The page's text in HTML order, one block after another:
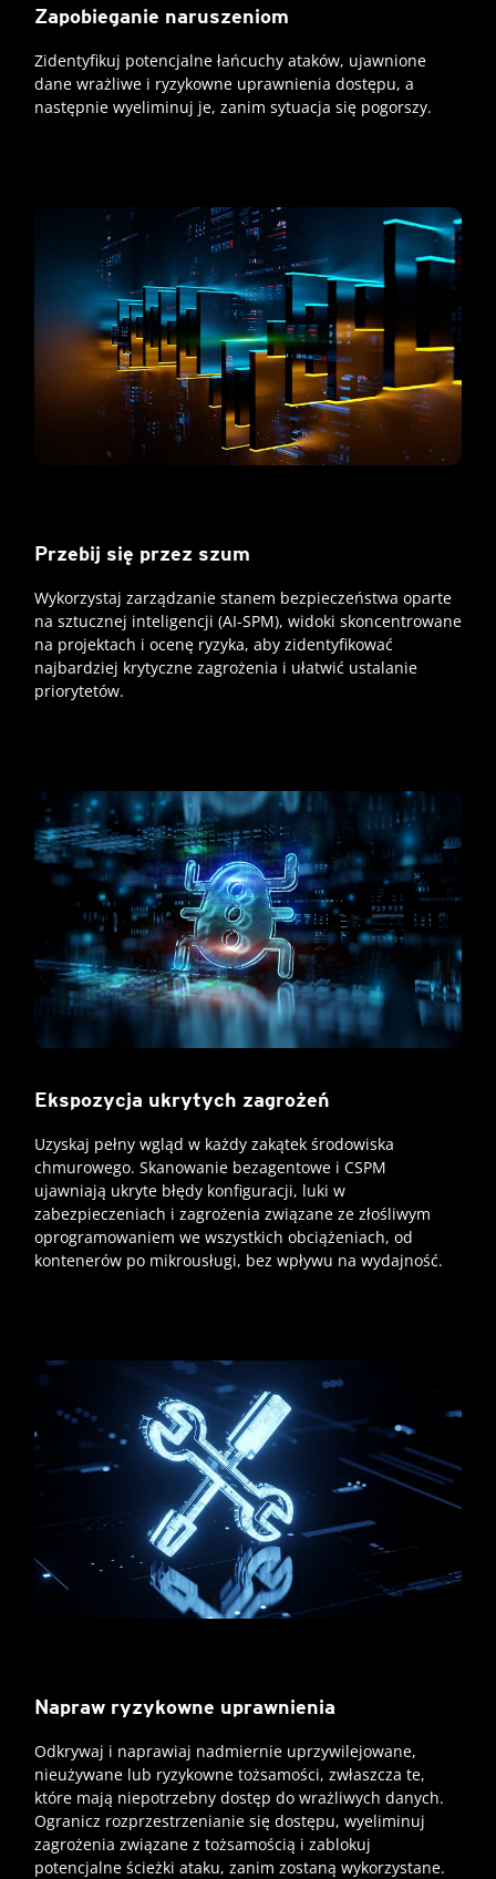
Zapobieganie naruszeniom
Zidentyfikuj potencjalne łańcuchy ataków, ujawnione
dane wrażliwe i ryzykowne uprawnienia dostępu, a
następnie wyeliminuj je, zanim sytuacja się pogorszy.
Przebij się przez szum
Wykorzystaj zarządzanie stanem bezpieczeństwa oparte
na sztucznej inteligencji (AI-SPM), widoki skoncentrowane
na projektach i ocenę ryzyka, aby zidentyfikować
najbardziej krytyczne zagrożenia i ułatwić ustalanie
priorytetów.
Ekspozycja ukrytych zagrożeń
Uzyskaj pełny wgląd w każdy zakątek środowiska
chmurowego. Skanowanie bezagentowe i CSPM
ujawniają ukryte błędy konfiguracji, luki w
zabezpieczeniach i zagrożenia związane ze złośliwym
oprogramowaniem we wszystkich obciążeniach, od
kontenerów po mikrousługi, bez wpływu na wydajność.
Napraw ryzykowne uprawnienia
Odkrywaj i naprawiaj nadmiernie uprzywilejowane,
nieużywane lub ryzykowne tożsamości, zwłaszcza te,
które mają niepotrzebny dostęp do wrażliwych danych.
Ogranicz rozprzestrzenianie się dostępu, wyeliminuj
zagrożenia związane z tożsamością i zablokuj
potencjalne ścieżki ataku, zanim zostaną wykorzystane.